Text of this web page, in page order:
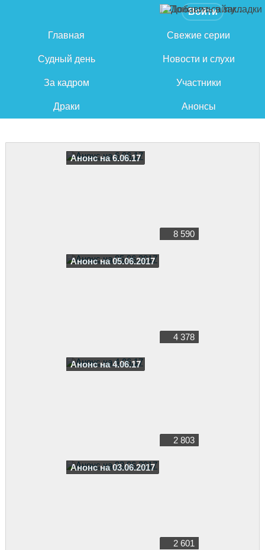
Войти
Главная Свежие серии
Судный день Новости и слухи
За кадром Участники
Драки Анонсы
Анонс на 6.06.17
8 590
Анонс на 05.06.2017
4 378
Анонс на 4.06.17
2 803
Анонс на 03.06.2017
2 601